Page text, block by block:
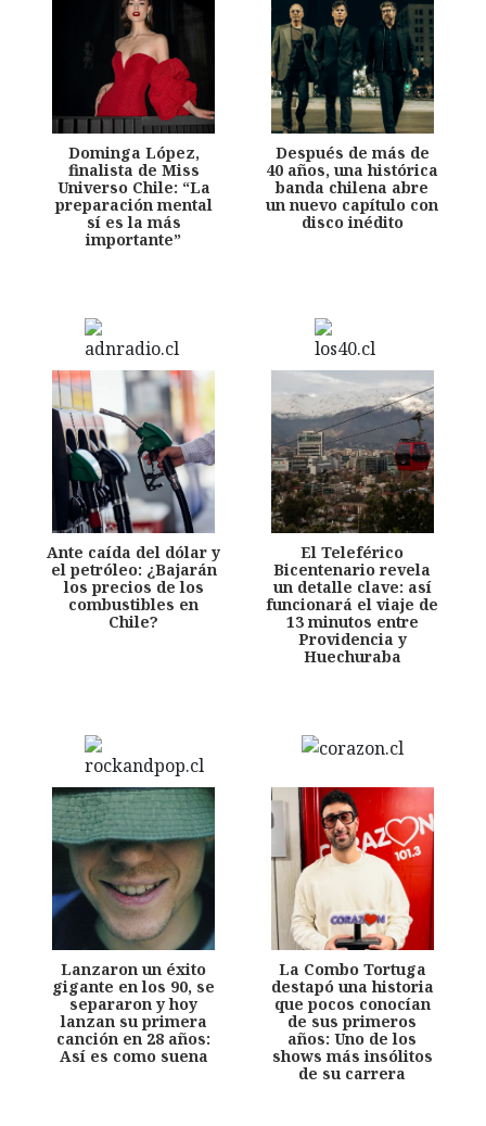
Dominga López,
finalista de Miss
Universo Chile: “La
preparación mental
sí es la más
importante”
Después de más de
40 años, una histórica
banda chilena abre
un nuevo capítulo con
disco inédito
Ante caída del dólar y
el petróleo: ¿Bajarán
los precios de los
combustibles en
Chile?
El Teleférico
Bicentenario revela
un detalle clave: así
funcionará el viaje de
13 minutos entre
Providencia y
Huechuraba
Lanzaron un éxito
gigante en los 90, se
separaron y hoy
lanzan su primera
canción en 28 años:
Así es como suena
La Combo Tortuga
destapó una historia
que pocos conocían
de sus primeros
años: Uno de los
shows más insólitos
de su carrera